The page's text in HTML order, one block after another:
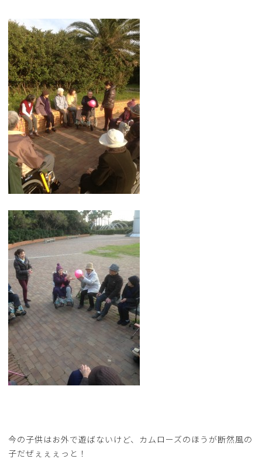
今の子供はお外で遊ばないけど、カムローズのほうが断然風の
子だぜぇぇぇっと！